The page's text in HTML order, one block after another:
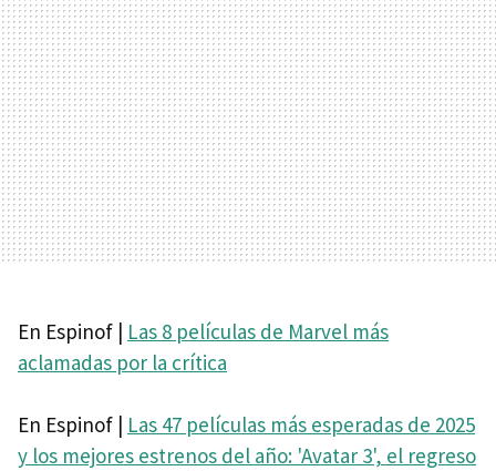
En Espinof | Las 8 películas de Marvel más
aclamadas por la crítica
En Espinof | Las 47 películas más esperadas de 2025
y los mejores estrenos del año: 'Avatar 3', el regreso